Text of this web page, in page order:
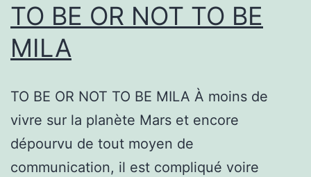
TO BE OR NOT TO BE
MILA
TO BE OR NOT TO BE MILA À moins de
vivre sur la planète Mars et encore
dépourvu de tout moyen de
communication, il est compliqué voire